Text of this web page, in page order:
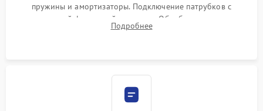
пружины и амортизаторы. Подключение патрубков с
надежной фиксацией хомутами. Обработка стыков
герметиком для предотвращения возможных протечек воды.
Подробнее